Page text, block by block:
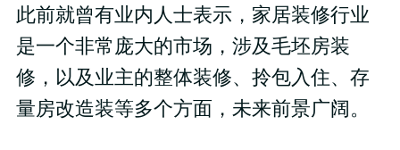
此前就曾有业内人士表示，家居装修行业
是一个非常庞大的市场，涉及毛坯房装
修，以及业主的整体装修、拎包入住、存
量房改造装等多个方面，未来前景广阔。